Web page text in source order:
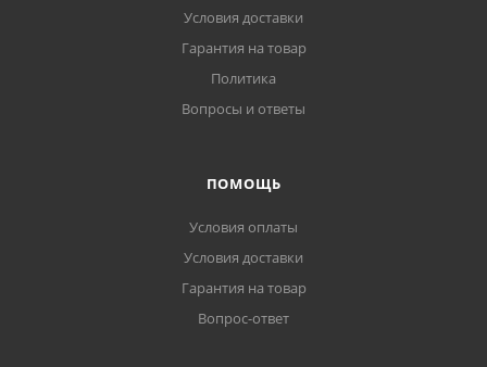
Условия доставки
Гарантия на товар
Политика
Вопросы и ответы
ПОМОЩЬ
Условия оплаты
Условия доставки
Гарантия на товар
Вопрос-ответ